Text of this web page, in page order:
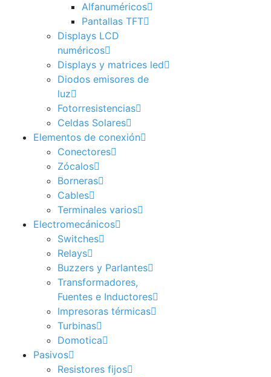
Alfanuméricos
Pantallas TFT
Displays LCD
numéricos
Displays y matrices led
Diodos emisores de
luz
Fotorresistencias
Celdas Solares
Elementos de conexión
Conectores
Zócalos
Borneras
Cables
Terminales varios
Electromecánicos
Switches
Relays
Buzzers y Parlantes
Transformadores,
Fuentes e Inductores
Impresoras térmicas
Turbinas
Domotica
Pasivos
Resistores fijos